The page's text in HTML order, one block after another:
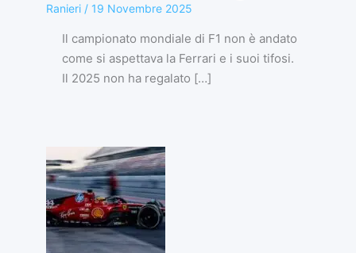
Ranieri / 19 Novembre 2025
Il campionato mondiale di F1 non è andato
come si aspettava la Ferrari e i suoi tifosi.
Il 2025 non ha regalato […]